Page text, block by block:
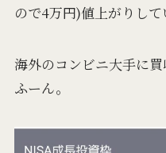
ので4万円)値上がりして
海外のコンビニ大手に
ふーん。